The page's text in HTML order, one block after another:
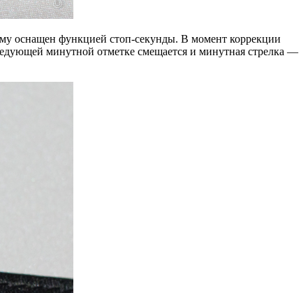
оснащен функцией стоп-секунды. В момент коррекции
минутной отметке смещается и минутная стрелка —